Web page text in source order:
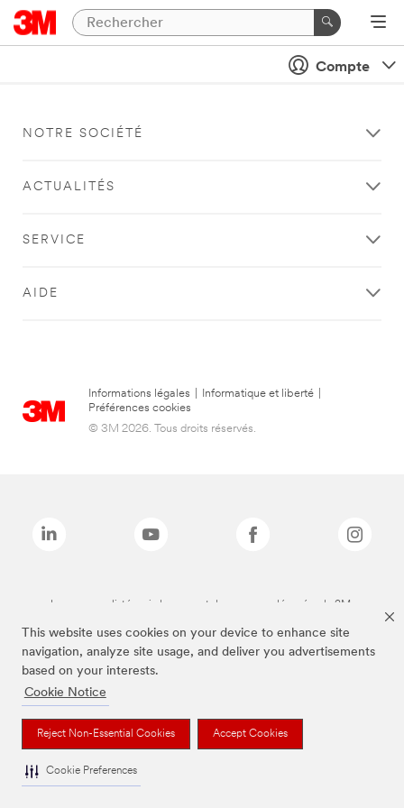
This website uses cookies on your device to enhance site
navigation, analyze site usage, and deliver you advertisements
based on your interests.
Cookie Notice
Reject Non-Essential Cookies Accept Cookies
Cookie Preferences
Compte
NOTRE SOCIÉTÉ
ACTUALITÉS
SERVICE
AIDE
Informations légales Informatique et liberté
Préférences cookies
© 3M 2026. Tous droits réservés.
Les marques listées ci-dessus sont des marques déposées de 3M.